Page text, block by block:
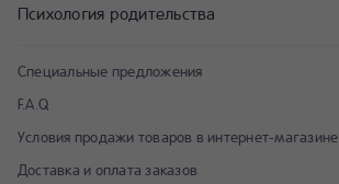
Специальные предложения
F.A.Q
Условия продажи товаров в интернет-магазине
Доставка и оплата заказов
Психология родительства